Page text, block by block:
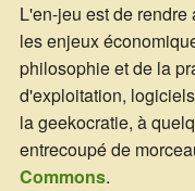
L'en-jeu est de
les enjeux
philosophie et de la
d'exploitation,
la geekocratie, à
entrecoupé de
Commons.